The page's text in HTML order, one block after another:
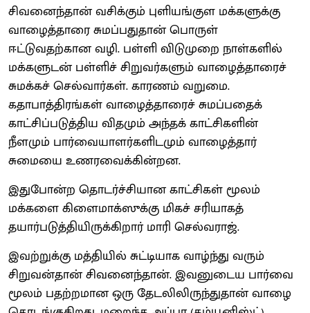
சிவனைந்தான் வசிக்கும் புளியங்குள மக்களுக்கு
வாழைத்தாரை சுமப்பதுதான் பொருள்
ஈட்டுவதற்கான வழி. பள்ளி விடுமுறை நாள்களில்
மக்களுடன் பள்ளிச் சிறுவர்களும் வாழைத்தாரைச்
சுமக்கச் செல்வார்கள். காரணம் வறுமை.
கதாபாத்திரங்கள் வாழைத்தாரைச் சுமப்பதைக்
காட்சிப்படுத்திய விதமும் அந்தக் காட்சிகளின்
நீளமும் பார்வையாளர்களிடமும் வாழைத்தார்
சுமையை உணரவைக்கின்றன.
இதுபோன்ற தொடர்ச்சியான காட்சிகள் மூலம்
மக்களை கிளைமாக்ஸுக்கு மிகச் சரியாகத்
தயார்படுத்தியிருக்கிறார் மாரி செல்வராஜ்.
இவற்றுக்கு மத்தியில் சுட்டியாக வாழ்ந்து வரும்
சிறுவன்தான் சிவனைந்தான். இவனுடைய பார்வை
மூலம் பதற்றமான ஒரு தேடலிலிருந்துதான் வாழை